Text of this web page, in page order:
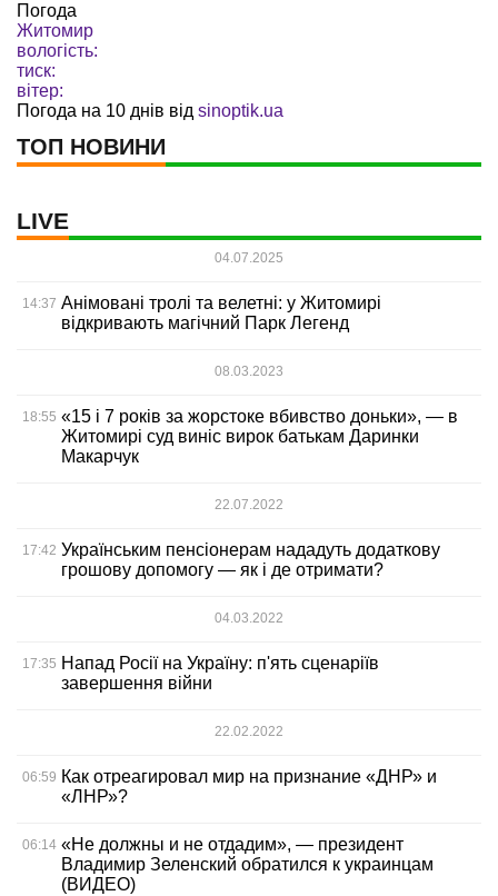
Погода
Житомир
вологість:
тиск:
вітер:
Погода на 10 днів від sinoptik.ua
ТОП НОВИНИ
LIVE
04.07.2025
14:37 Анімовані тролі та велетні: у Житомирі
відкривають магічний Парк Легенд
08.03.2023
18:55 «15 і 7 років за жорстоке вбивство доньки», — в
Житомирі суд виніс вирок батькам Даринки
Макарчук
22.07.2022
17:42 Українським пенсіонерам нададуть додаткову
грошову допомогу — як і де отримати?
04.03.2022
17:35 Напад Росії на Україну: п'ять сценаріїв
завершення війни
22.02.2022
06:59 Как отреагировал мир на признание «ДНР» и
«ЛНР»?
06:14 «Не должны и не отдадим», — президент
Владимир Зеленский обратился к украинцам
(ВИДЕО)